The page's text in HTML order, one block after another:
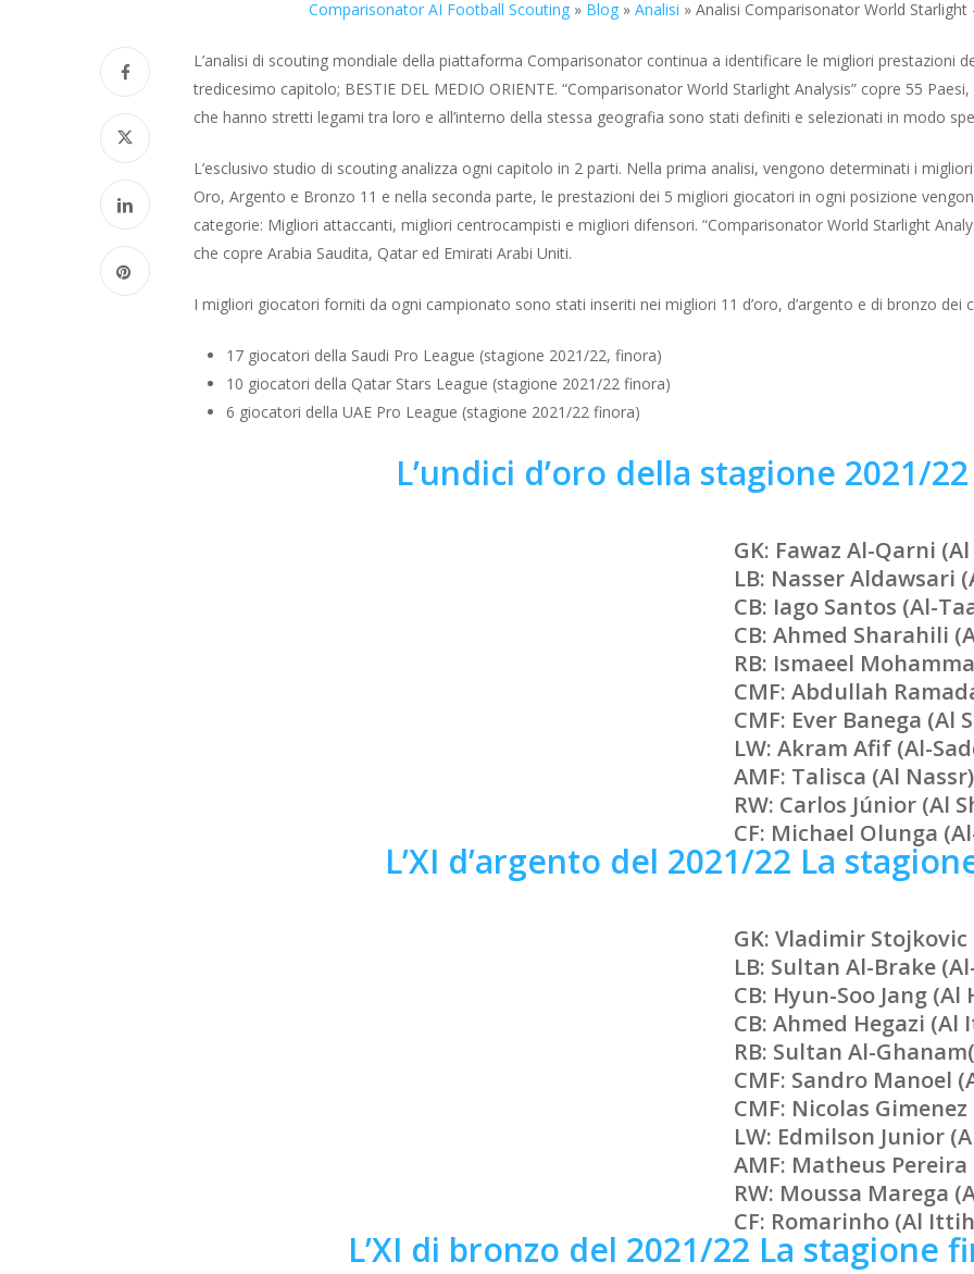
Comparisonator AI Football Scouting» Blog» Analisi » Analisi Comparisonator World
L’analisi di scouting mondiale della piattaforma Comparisonator continua a identificare le migliori prestazioni
tredicesimo capitolo; BESTIE DEL MEDIO ORIENTE. “Comparisonator World Starlight Analysis” copre 55
che hanno stretti legami tra loro e all’interno della stessa geografia sono stati definiti e selezionati in modo
L’esclusivo studio di scouting analizza ogni capitolo in 2 parti. Nella prima analisi, vengono determinati i
Oro, Argento e Bronzo 11 e nella seconda parte, le prestazioni dei 5 migliori giocatori in ogni posizione
categorie: Migliori attaccanti, migliori centrocampisti e migliori difensori. “Comparisonator World Starlight
che copre Arabia Saudita, Qatar ed Emirati Arabi Uniti.
I migliori giocatori forniti da ogni campionato sono stati inseriti nei migliori 11 d’oro, d’argento e di bronzo dei
17 giocatori della Saudi Pro League (stagione 2021/22, finora)
10 giocatori della Qatar Stars League (stagione 2021/22 finora)
6 giocatori della UAE Pro League (stagione 2021/22 finora)
L’undici d’oro della stagione 2021/
GK: Fawaz Al-Qarni
LB: Nasser Aldawsari
CB: Iago Santos (Al-
CB: Ahmed Sharahili
RB: Ismaeel
CMF: Abdullah
CMF: Ever Banega (Al
LW: Akram Afif (Al-
AMF: Talisca (Al Nassr)
RW: Carlos Júnior (Al
CF: Michael Olunga (
L’XI d’argento del 2021/22 La
GK: Vladimir Stojkovic
LB: Sultan Al-Brake
CB: Hyun-Soo Jang (Al
CB: Ahmed Hegazi (Al
RB: Sultan Al-Ghanam
CMF: Sandro Manoel
CMF: Nicolas Gimenez
LW: Edmilson Junior
AMF: Matheus
RW: Moussa Marega
CF: Romarinho (Al
L’XI di bronzo del 2021/22 La stagione